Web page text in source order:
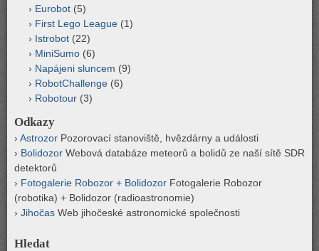
Eurobot (5)
First Lego League (1)
Istrobot (22)
MiniSumo (6)
Napájeni sluncem (9)
RobotChallenge (6)
Robotour (3)
Odkazy
Astrozor Pozorovací stanoviště, hvězdárny a události
Bolidozor Webová databáze meteorů a bolidů ze naší sítě SDR
detektorů
Fotogalerie Robozor + Bolidozor Fotogalerie Robozor
(robotika) + Bolidozor (radioastronomie)
Jihočas Web jihočeské astronomické společnosti
Hledat